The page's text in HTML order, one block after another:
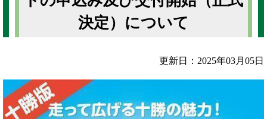
決定）について
更新日：2025年03月05日